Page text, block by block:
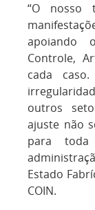
“O nosso
apoiando
Controle,
cada
outros
ajuste não
para
Estado
COIN.